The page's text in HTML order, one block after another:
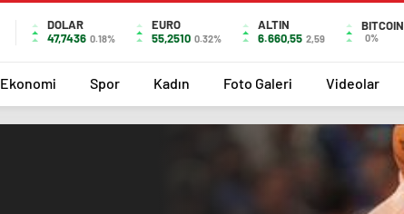
DOLAR
47,7436 0.18%
EURO
55,2510 0.32%
ALTIN
6.660,55 2,59
BITCOIN
0%
Ekonomi Spor Kadın Foto Galeri Videolar